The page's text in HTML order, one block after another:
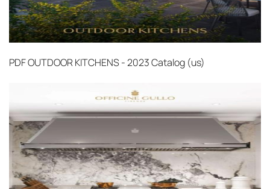
PDFOUTDOOR KITCHENS - 2023 Catalog (us)‎